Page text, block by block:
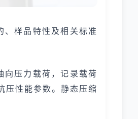
样品特性及相关标准
向压力载荷，记录载荷
压性能参数。静态压缩